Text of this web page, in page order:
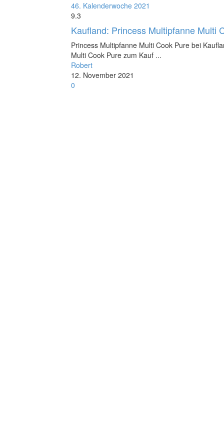
46. Kalenderwoche 2021
9.3
Kaufland: Princess Multipfanne Multi
Princess Multipfanne Multi Cook Pure bei
Multi Cook Pure zum Kauf ...
Robert
12. November 2021
0